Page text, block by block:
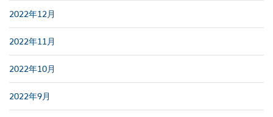
2022年12月
2022年11月
2022年10月
2022年9月